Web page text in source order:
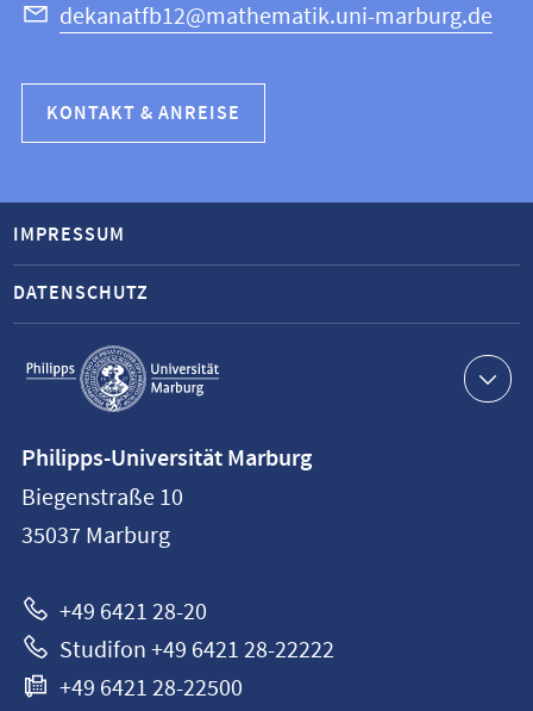
dekanatfb12@mathematik.uni-marburg.de
KONTAKT & ANREISE
Service-
Navigation
IMPRESSUM
DATENSCHUTZ
Philipps-
Universität
Marburg
Philipps-Universität Marburg
Biegenstraße 10
35037 Marburg
+49 6421 28-20
Studifon +49 6421 28-22222
+49 6421 28-22500